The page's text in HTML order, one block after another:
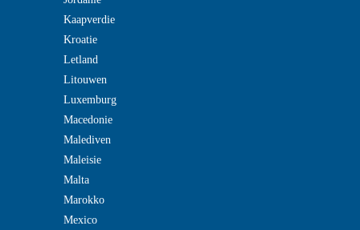
Kaapverdie
Kroatie
Letland
Litouwen
Luxemburg
Macedonie
Malediven
Maleisie
Malta
Marokko
Mexico